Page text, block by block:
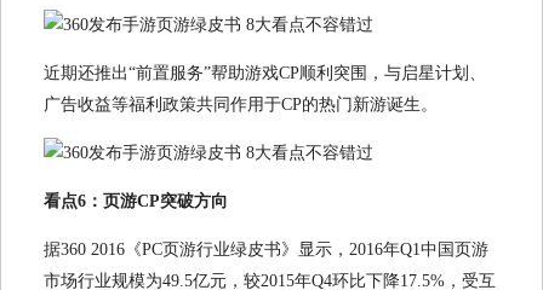
近期还推出“前置服务”帮助游戏CP顺利突围，与启星计划、
广告收益等福利政策共同作用于CP的热门新游诞生。
看点6：页游CP突破方向
据360 2016《PC页游行业绿皮书》显示，2016年Q1中国页游
市场行业规模为49.5亿元，较2015年Q4环比下降17.5%，受互